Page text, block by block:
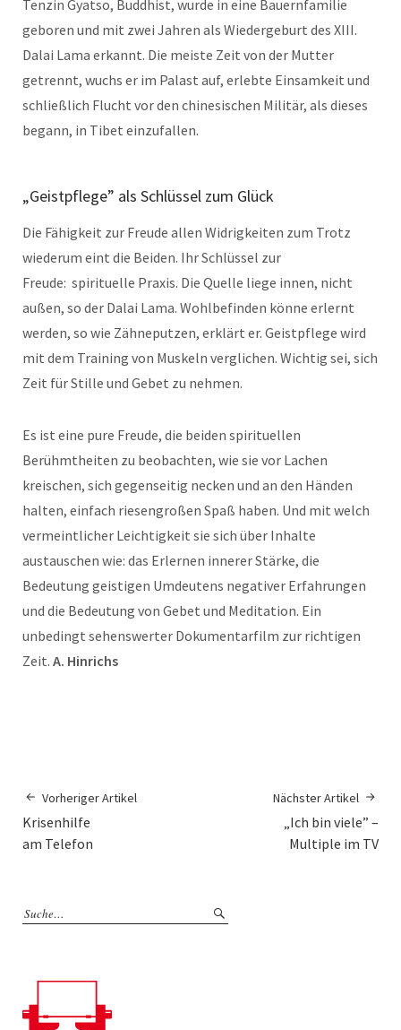
Tenzin Gyatso, Buddhist, wurde in eine Bauernfamilie
geboren und mit zwei Jahren als Wiedergeburt des XIII.
Dalai Lama erkannt. Die meiste Zeit von der Mutter
getrennt, wuchs er im Palast auf, erlebte Einsamkeit und
schließlich Flucht vor den chinesischen Militär, als dieses
begann, in Tibet einzufallen.
„Geistpflege” als Schlüssel zum Glück
Die Fähigkeit zur Freude allen Widrigkeiten zum Trotz
wiederum eint die Beiden. Ihr Schlüssel zur
Freude: spirituelle Praxis. Die Quelle liege innen, nicht
außen, so der Dalai Lama. Wohlbefinden könne erlernt
werden, so wie Zähneputzen, erklärt er. Geistpflege wird
mit dem Training von Muskeln verglichen. Wichtig sei, sich
Zeit für Stille und Gebet zu nehmen.
Es ist eine pure Freude, die beiden spirituellen
Berühmtheiten zu beobachten, wie sie vor Lachen
kreischen, sich gegenseitig necken und an den Händen
halten, einfach riesengroßen Spaß haben. Und mit welch
vermeintlicher Leichtigkeit sie sich über Inhalte
austauschen wie: das Erlernen innerer Stärke, die
Bedeutung geistigen Umdeutens negativer Erfahrungen
und die Bedeutung von Gebet und Meditation. Ein
unbedingt sehenswerter Dokumentarfilm zur richtigen
Zeit. A. Hinrichs
Vorheriger Artikel
Krisenhilfe
am Telefon
Nächster Artikel
„Ich bin viele” –
Multiple im TV